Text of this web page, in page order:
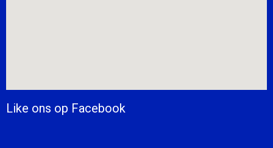
Like ons op Facebook